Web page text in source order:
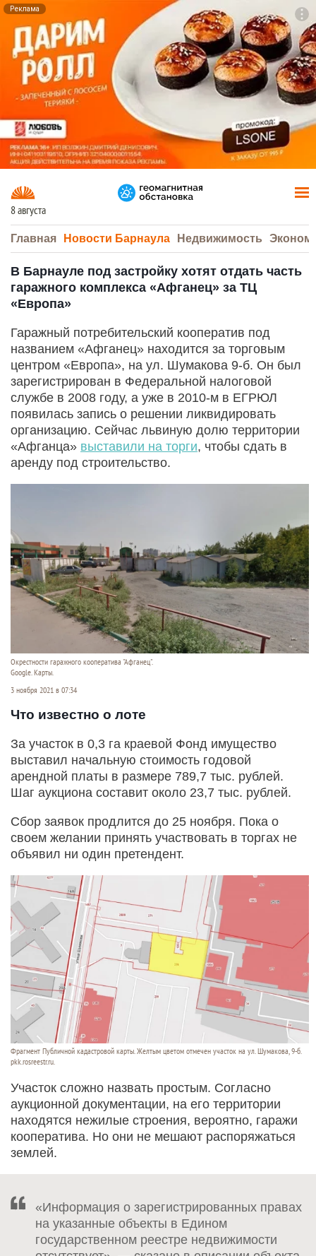
Реклама
8 августа
Главная Новости Барнаула Недвижимость
В Барнауле под застройку хотят отдать часть
гаражного комплекса «Афганец» за ТЦ
«Европа»
Гаражный потребительский кооператив под
названием «Афганец» находится за торговым
центром «Европа», на ул. Шумакова 9-б. Он был
зарегистрирован в Федеральной налоговой
службе в 2008 году, а уже в 2010-м в ЕГРЮЛ
появилась запись о решении ликвидировать
организацию. Сейчас львиную долю территории
«Афганца» выставили на торги, чтобы сдать в
аренду под строительство.
Окрестности гаражного кооператива "Афганец".
Google. Карты.
3 ноября 2021 в 07:34
Что известно о лоте
За участок в 0,3 га краевой Фонд имущество
выставил начальную стоимость годовой
арендной платы в размере 789,7 тыс. рублей.
Шаг аукциона составит около 23,7 тыс. рублей.
Сбор заявок продлится до 25 ноября. Пока о
своем желании принять участвовать в торгах не
объявил ни один претендент.
Фрагмент Публичной кадастровой карты. Желтым цветом отмечен участок на ул. Шумакова, 9-б.
pkk.rosreestr.ru.
Участок сложно назвать простым. Согласно
аукционной документации, на его территории
находятся нежилые строения, вероятно, гаражи
кооператива. Но они не мешают распоряжаться
землей.
«Информация о зарегистрированных правах
на указанные объекты в Едином
государственном реестре недвижимости